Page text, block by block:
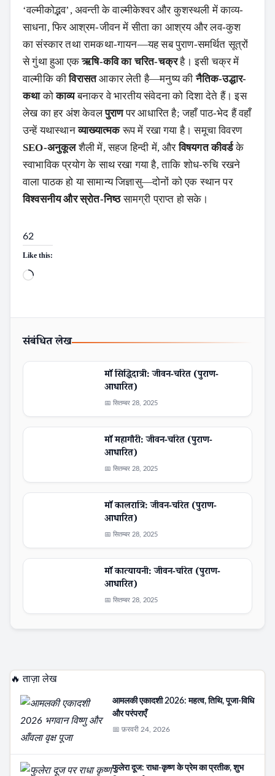
‘वल्मीकोद्भव’, अवन्ती के वाल्मीकेश्वर और कुशस्थली में काव्य-
साधना, फिर आश्रम-जीवन में सीता का आश्रय और लव-कुश
का संस्कार तथा रामकथा-गायन—यह सब पुराण-समर्थित सूत्रों
से गुंथा हुआ एकऋषि-कवि का चरित-चक्रहै। इसी चक्र में
वाल्मीकि कीविरासतआकार लेती है—मनुष्य कीनैतिक-उद्धार-
कथाकोकाव्यबनाकर वे भारतीय संवेदना को दिशा देते हैं। इस
लेख का हर अंश केवलपुराणपर आधारित है; जहाँ पाठ-भेद हैं वहाँ
उन्हें यथास्थानव्याख्यात्मकरूप में रखा गया है। समूचा विवरण
SEO-अनुकूलशैली में, सहज हिन्दी में, औरविषयगत कीवर्डके
स्वाभाविक प्रयोग के साथ रखा गया है, ताकि शोध-रुचि रखने
वाला पाठक हो या सामान्य जिज्ञासु—दोनों को एक स्थान पर
विश्वसनीय और स्रोत-निष्ठसामग्री प्राप्त हो सके।
62
Like this:
Loading…
संबंधित लेख
माँ सिद्धिदात्री: जीवन-चरित (पुराण-
आधारित)
📅 सितम्बर 28, 2025
माँ महागौरी: जीवन-चरित (पुराण-
आधारित)
📅 सितम्बर 28, 2025
माँ कालरात्रि: जीवन-चरित (पुराण-
आधारित)
📅 सितम्बर 28, 2025
माँ कात्यायनी: जीवन-चरित (पुराण-
आधारित)
📅 सितम्बर 28, 2025
🔥 ताज़ा लेख
आमलकी एकादशी 2026: महत्व, तिथि, पूजा-विधि
और परंपराएँ
📅 फ़रवरी 24, 2026
फुलेरा दूज: राधा-कृष्ण के प्रेम का प्रतीक, शुभ